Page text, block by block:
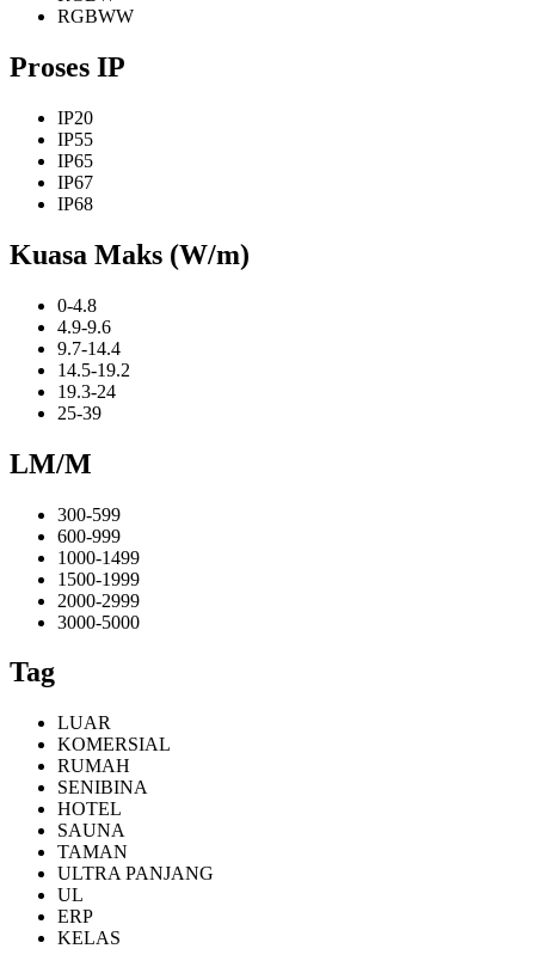
RGBWW
Proses IP
IP20
IP55
IP65
IP67
IP68
Kuasa Maks (W/m)
0-4.8
4.9-9.6
9.7-14.4
14.5-19.2
19.3-24
25-39
LM/M
300-599
600-999
1000-1499
1500-1999
2000-2999
3000-5000
Tag
LUAR
KOMERSIAL
RUMAH
SENIBINA
HOTEL
SAUNA
TAMAN
ULTRA PANJANG
UL
ERP
KELAS